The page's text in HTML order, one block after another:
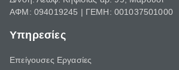
ΑΦΜ: 094019245 | ΓΕΜΗ: 001037501000
Υπηρεσίες
Επείγουσες Εργασίες